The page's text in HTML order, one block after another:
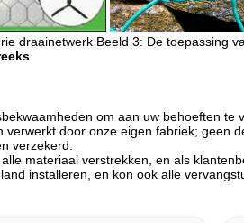
draainetwerk Beeld 3: De toepassing
om aan uw behoeften te
verwerkt door onze eigen fabriek; geen
verzekerd.
materiaal verstrekken, en als
installeren, en kon ook alle